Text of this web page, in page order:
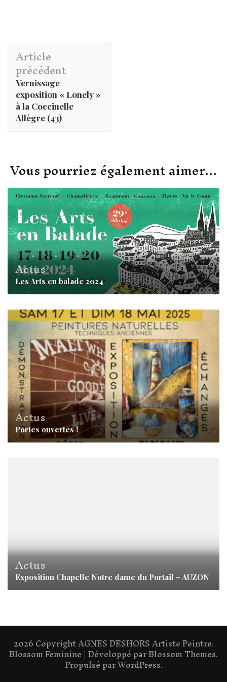
Navigation
d'article
Article
précédent
Vernissage
exposition « Lonely »
à la Coccinelle
Allègre (43)
Vous pourriez également aimer...
Actus
Les Arts en balade 2024
Actus
Portes ouvertes !
Actus
Exposition Chapelle Notre dame du Portail – AUZON
2026 CopyrightAGNES DESHORS Artiste Peintre.
Blossom Feminine | Développé parBlossom Themes.
Propulsé parWordPress.